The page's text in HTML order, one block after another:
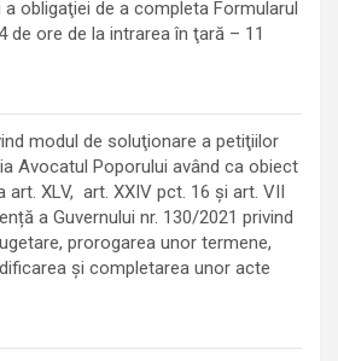
obligaţiei de a completa Formularul
de ore de la intrarea în ţară – 11
modul de soluţionare a petiţiilor
Avocatul Poporului având ca obiect
XLV, art. XXIV pct. 16 și art. VII
a Guvernului nr. 130/2021 privind
prorogarea unor termene,
şi completarea unor acte